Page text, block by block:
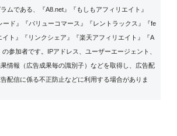
ムである、『A8.net』『もしもアフィリエイト』
ード』『バリューコマース』『レントラックス』『fe
イト』『リンクシェア』『楽天アフィリエイト』『A
参加者です。IPアドレス、ユーザーエージェント、
情報（広告成果毎の識別子）などを取得し、広告配
配信に係る不正防止などに利用する場合がありま